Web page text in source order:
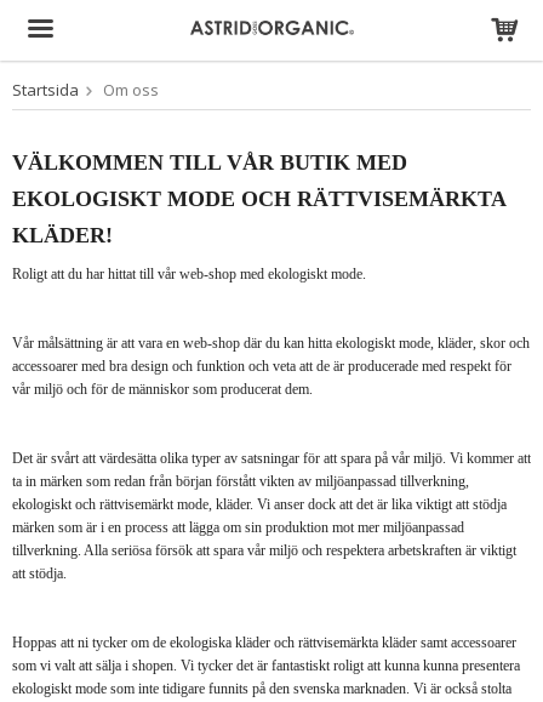
Produkten har blivit tillagd i varukorgen
Startsida Om oss
VÄLKOMMEN TILL VÅR BUTIK MED
EKOLOGISKT MODE OCH RÄTTVISEMÄRKTA
KLÄDER!
Roligt att du har hittat till vår web-shop med ekologiskt mode.
Vår målsättning är att vara en web-shop där du kan hitta ekologiskt mode, kläder, skor och
accessoarer med bra design och funktion och veta att de är producerade med respekt för
vår miljö och för de människor som producerat dem.
Det är svårt att värdesätta olika typer av satsningar för att spara på vår miljö. Vi kommer att
ta in märken som redan från början förstått vikten av miljöanpassad tillverkning,
ekologiskt och rättvisemärkt mode, kläder. Vi anser dock att det är lika viktigt att stödja
märken som är i en process att lägga om sin produktion mot mer miljöanpassad
tillverkning. Alla seriösa försök att spara vår miljö och respektera arbetskraften är viktigt
att stödja.
Hoppas att ni tycker om de ekologiska kläder och rättvisemärkta kläder samt accessoarer
som vi valt att sälja i shopen. Vi tycker det är fantastiskt roligt att kunna kunna presentera
ekologiskt mode som inte tidigare funnits på den svenska marknaden. Vi är också stolta